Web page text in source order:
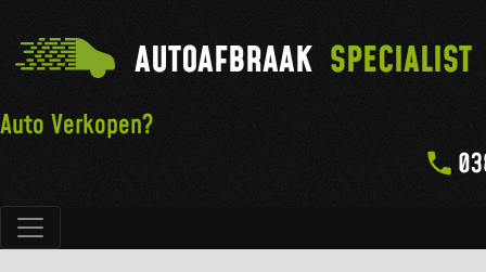
Hoofdnavigatie
AUTOAFBRAAK SPECIALIST
Auto Verkopen?